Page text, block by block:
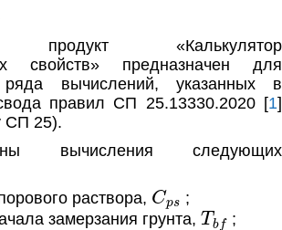
продукт «Калькулятор
свойств» предназначен для
ряда вычислений, указанных в
правил СП 25.13330.2020 [1]
СП 25).
вычисления следующих
раствора,
Cp
;
замерзания грунта,
Tb
;